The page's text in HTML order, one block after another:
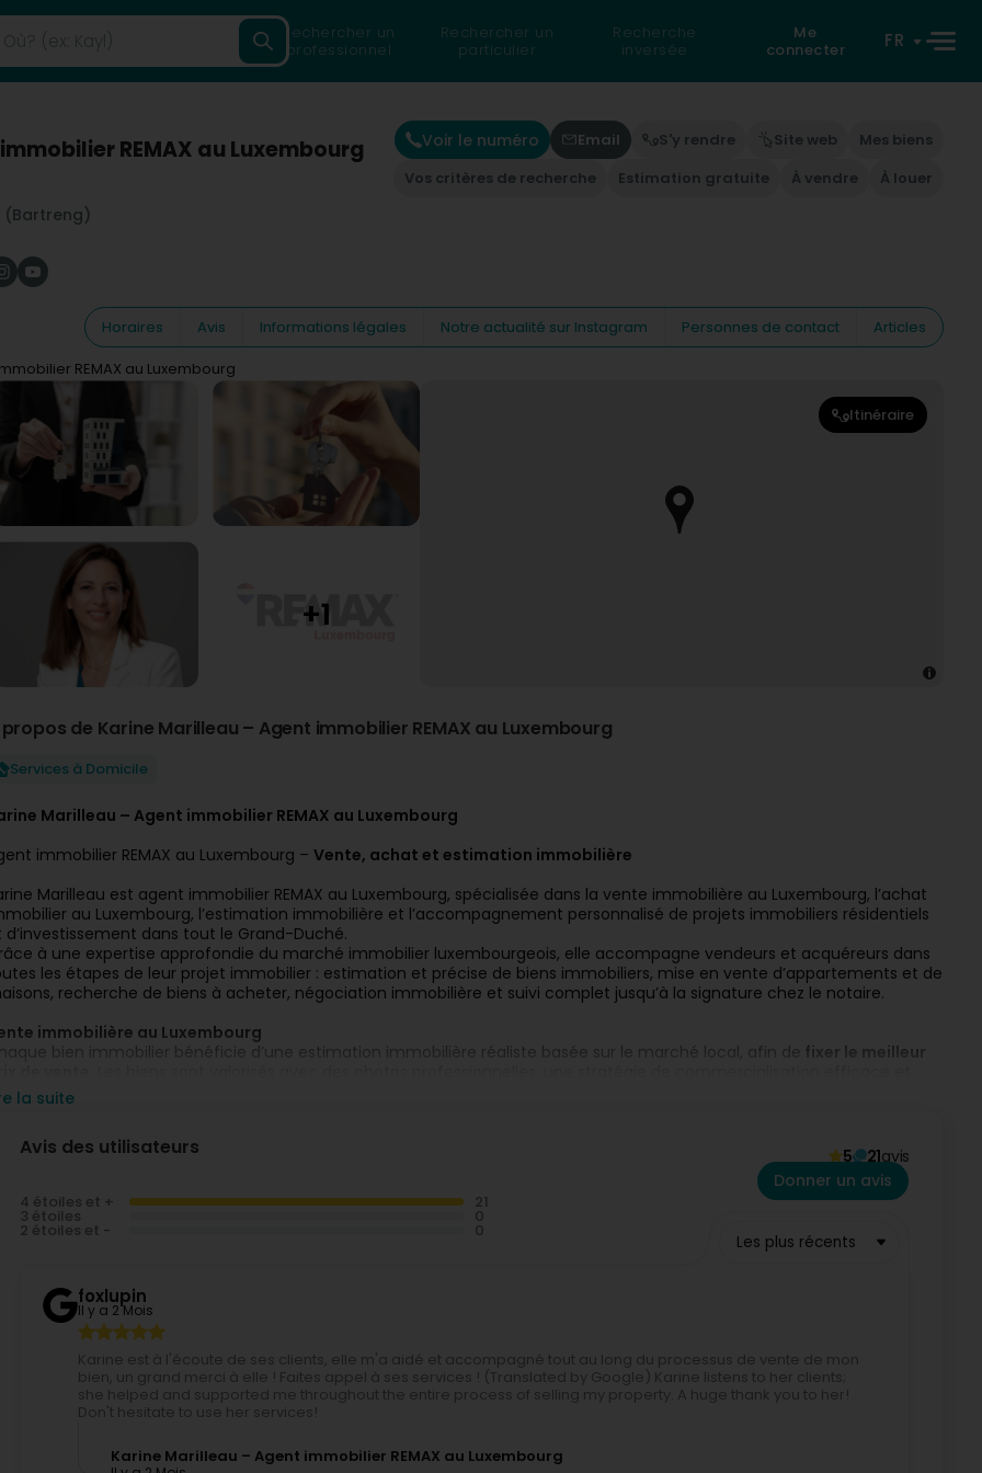
Rechercher un
professionnel
Rechercher un
particulier
Recherche
inversée
Me
connecter
FR
REMAX au Luxembourg
(Bartreng)
Voir le numéro Email S'y rendre Site web
Mes biens
Vos critères de recherche
Estimation gratuite À vendre À louer
Horaires Avis Informations légales Notre actualité sur Instagram Personnes de contact
Articles
REMAX au Luxembourg
Itinéraire
de Karine Marilleau – Agent immobilier REMAX au Luxembourg
Services à Domicile
Marilleau – Agent immobilier REMAX au Luxembourg
immobilier REMAX au Luxembourg – Vente, achat et estimation immobilière
Marilleau est agent immobilier REMAX au Luxembourg, spécialisée dans la vente immobilière au Luxembourg, l’achat
au Luxembourg, l’estimation immobilière et l’accompagnement personnalisé de projets immobiliers résidentiels
d’investissement dans tout le Grand-Duché.
à une expertise approfondie du marché immobilier luxembourgeois, elle accompagne vendeurs et acquéreurs dans
les étapes de leur projet immobilier : estimation et précise de biens immobiliers, mise en vente d’appartements et de
recherche de biens à acheter, négociation immobilière et suivi complet jusqu’à la signature chez le notaire.
immobilière au Luxembourg
bien immobilier bénéficie d’une estimation immobilière réaliste basée sur le marché local, afin de fixer le meilleur
diffusion sur les principaux portails immobiliers au Luxembourg et à l’international.
les acheteurs, un mandat de recherche immobilier permet de gagner du temps et d’accéder à des biens immobiliers
précisément aux critères recherchés : appartement, maison, investissement locatif ou résidence principale.
biens off-market au Luxembourg sont également proposés grâce au réseau REMAX et à la collaboration entre
L’accompagnement inclut la sélection de biens, les visites, la négociation du prix et le suivi jusqu’à l’acte notarié.
accompagnement immobilier complet et multilingue
immobilier certifié au Luxembourg depuis 2022, Karine Marilleau accompagne ses clients en français et en anglais
garantir un service clair, efficace et sécurisé. Avec un taux de transformation proche de 80 % sur les ventes
elle se distingue par son efficacité, sa rigueur et la qualité de son accompagnement client.
la suite
Avis des utilisateurs 5 21avis
4 étoiles et +
3 étoiles
2 étoiles et -
Donner un avis
Les plus récents
foxlupin
Il y a 2 Mois
Karine est à l'écoute de ses clients, elle m'a aidé et accompagné tout au long du processus de vente de mon
bien, un grand merci à elle ! Faites appel à ses services ! (Translated by Google) Karine listens to her clients;
she helped and supported me throughout the entire process of selling my property. A huge thank you to her!
Don't hesitate to use her services!
Karine Marilleau – Agent immobilier REMAX au Luxembourg